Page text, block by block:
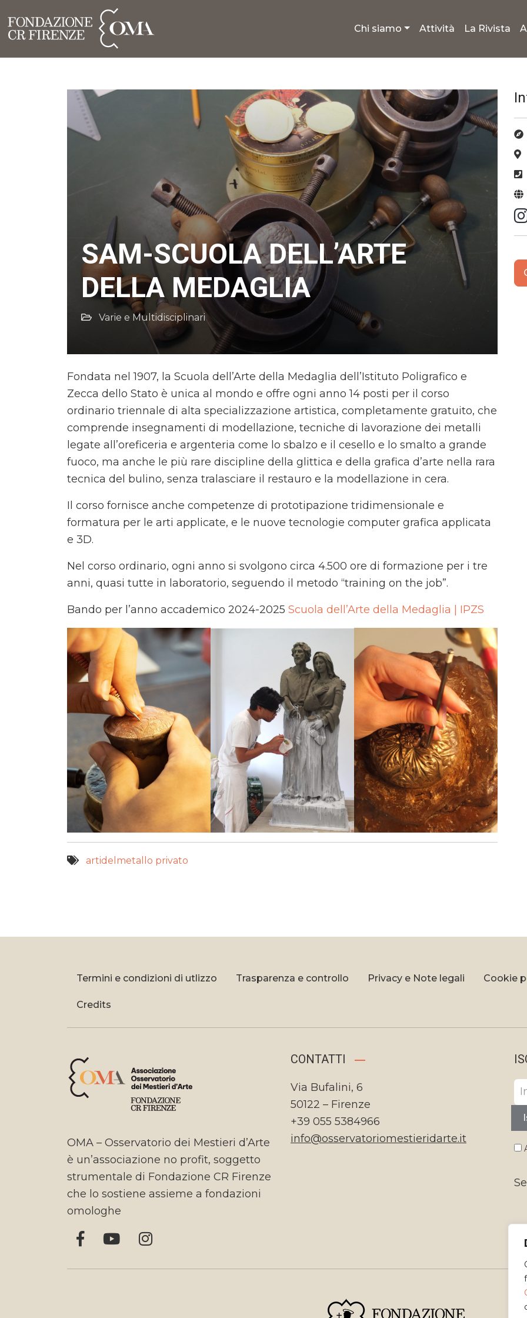
Chi siamo Attività La Rivista
SAM-SCUOLA DELL’ARTE
DELLA MEDAGLIA
Varie e Multidisciplinari
Fondata nel 1907, la Scuola dell’Arte della Medaglia dell’Istituto Poligrafico e
Zecca dello Stato è unica al mondo e offre ogni anno 14 posti per il corso
ordinario triennale di alta specializzazione artistica, completamente gratuito, che
comprende insegnamenti di modellazione, tecniche di lavorazione dei metalli
legate all’oreficeria e argenteria come lo sbalzo e il cesello e lo smalto a grande
fuoco, ma anche le più rare discipline della glittica e della grafica d’arte nella rara
tecnica del bulino, senza tralasciare il restauro e la modellazione in cera.
Il corso fornisce anche competenze di prototipazione tridimensionale e
formatura per le arti applicate, e le nuove tecnologie computer grafica applicata
e 3D.
Nel corso ordinario, ogni anno si svolgono circa 4.500 ore di formazione per i tre
anni, quasi tutte in laboratorio, seguendo il metodo “training on the job”.
Bando per l’anno accademico 2024-2025 Scuola dell’Arte della Medaglia | IPZS
artidelmetallo privato
Termini e condizioni di utlizzo Trasparenza e controllo Privacy e Note legali Cookie
Credits
OMA – Osservatorio dei Mestieri d’Arte
è un’associazione no profit, soggetto
strumentale di Fondazione CR Firenze
che lo sostiene assieme a fondazioni
omologhe
CONTATTI
Via Bufalini, 6
50122 – Firenze
+39 055 5384966
info@osservatoriomestieridarte.it